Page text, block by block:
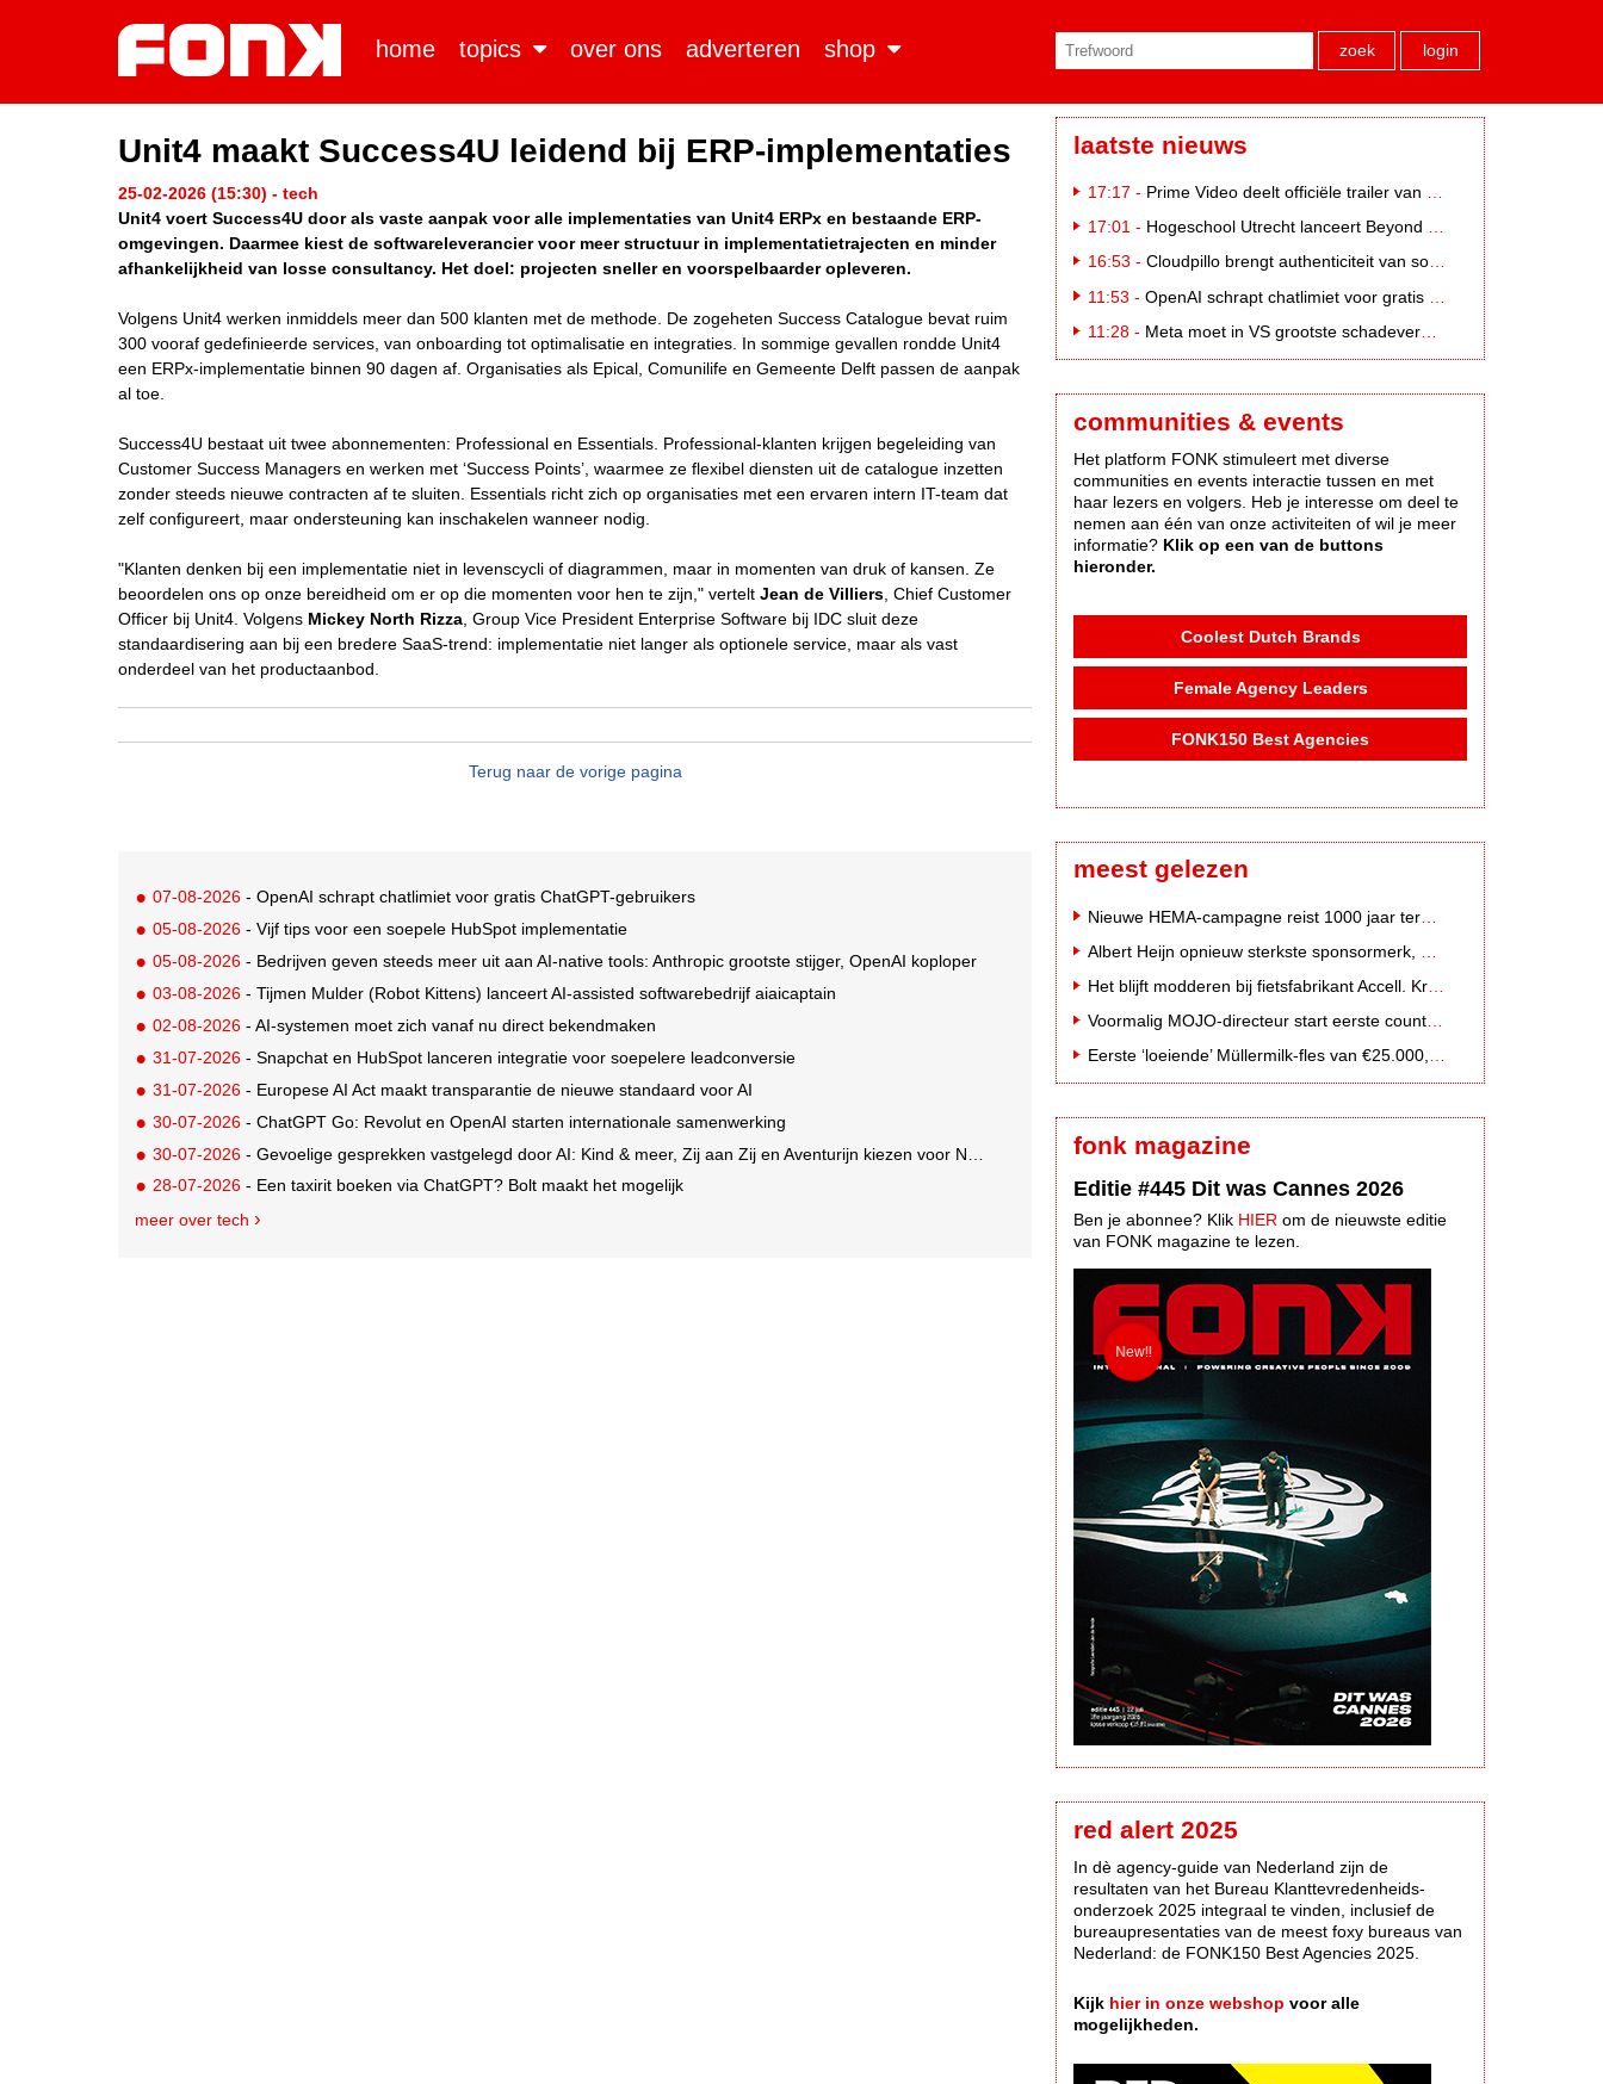
home topics over ons adverteren shop zoek login
Unit4 maakt Success4U leidend bij ERP-implementaties
25-02-2026 (15:30) - tech
Unit4 voert Success4U door als vaste aanpak voor alle implementaties van Unit4 ERPx en bestaande ERP-
omgevingen. Daarmee kiest de softwareleverancier voor meer structuur in implementatietrajecten en minder
afhankelijkheid van losse consultancy. Het doel: projecten sneller en voorspelbaarder opleveren.
Volgens Unit4 werken inmiddels meer dan 500 klanten met de methode. De zogeheten Success Catalogue bevat ruim
300 vooraf gedefinieerde services, van onboarding tot optimalisatie en integraties. In sommige gevallen rondde Unit4
een ERPx-implementatie binnen 90 dagen af. Organisaties als Epical, Comunilife en Gemeente Delft passen de aanpak
al toe.
Success4U bestaat uit twee abonnementen: Professional en Essentials. Professional-klanten krijgen begeleiding van
Customer Success Managers en werken met ‘Success Points’, waarmee ze flexibel diensten uit de catalogue inzetten
zonder steeds nieuwe contracten af te sluiten. Essentials richt zich op organisaties met een ervaren intern IT-team dat
zelf configureert, maar ondersteuning kan inschakelen wanneer nodig.
"Klanten denken bij een implementatie niet in levenscycli of diagrammen, maar in momenten van druk of kansen. Ze
beoordelen ons op onze bereidheid om er op die momenten voor hen te zijn," vertelt Jean de Villiers , Chief Customer
Officer bij Unit4. Volgens Mickey North Rizza , Group Vice President Enterprise Software bij IDC sluit deze
standaardisering aan bij een bredere SaaS-trend: implementatie niet langer als optionele service, maar als vast
onderdeel van het productaanbod.
Terug naar de vorige pagina
07-08-2026 - OpenAI schrapt chatlimiet voor gratis ChatGPT-gebruikers
05-08-2026 - Vijf tips voor een soepele HubSpot implementatie
05-08-2026 - Bedrijven geven steeds meer uit aan AI-native tools: Anthropic grootste stijger, OpenAI koploper
03-08-2026 - Tijmen Mulder (Robot Kittens) lanceert AI-assisted softwarebedrijf aiaicaptain
02-08-2026 - AI-systemen moet zich vanaf nu direct bekendmaken
31-07-2026 - Snapchat en HubSpot lanceren integratie voor soepelere leadconversie
31-07-2026 - Europese AI Act maakt transparantie de nieuwe standaard voor AI
30-07-2026 - ChatGPT Go: Revolut en OpenAI starten internationale samenwerking
30-07-2026 - Gevoelige gesprekken vastgelegd door AI: Kind & meer, Zij aan Zij en Aventurijn kiezen voor Notizy
28-07-2026 - Een taxirit boeken via ChatGPT? Bolt maakt het mogelijk
meer over tech
laatste nieuws
17:17 - Prime Video deelt officiële trailer van L*VE KLEINE
17:01 - Hogeschool Utrecht lanceert Beyond Campus binnen International Creative Business
16:53 - Cloudpillo brengt authenticiteit van social naar tv
11:53 - OpenAI schrapt chatlimiet voor gratis ChatGPT-gebruikers
11:28 - Meta moet in VS grootste schadevergoeding ooit betalen: 567 miljoen dollar
communities & events
Het platform FONK stimuleert met diverse
communities en events interactie tussen en met
haar lezers en volgers. Heb je interesse om deel te
nemen aan één van onze activiteiten of wil je meer
informatie? Klik op een van de buttons
hieronder.
Coolest Dutch Brands
Female Agency Leaders
FONK150 Best Agencies
meest gelezen
Eerste ‘loeiende’ Müllermilk-fles van €25.000,- gevonden
fonk magazine
Editie #445 Dit was Cannes 2026
Ben je abonnee? Klik HIER om de nieuwste editie
van FONK magazine te lezen.
red alert 2025
In dè agency-guide van Nederland zijn de
resultaten van het Bureau Klanttevredenheids-
onderzoek 2025 integraal te vinden, inclusief de
bureaupresentaties van de meest foxy bureaus van
Nederland: de FONK150 Best Agencies 2025.
Kijk hier in onze webshop voor alle
mogelijkheden.